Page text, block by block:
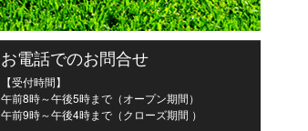
お電話でのお問合せ
【受付時間】
午前8時～午後5時まで（オープン期間）
午前9時～午後4時まで（クローズ期間 ）